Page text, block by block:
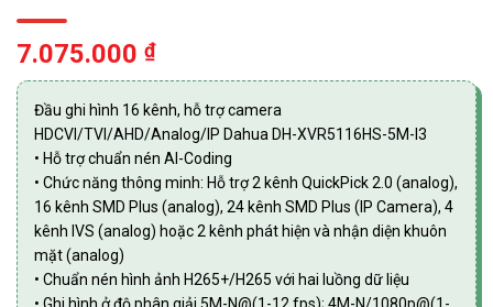
7.075.000 ₫
Đầu ghi hình 16 kênh, hỗ trợ camera
HDCVI/TVI/AHD/Analog/IP Dahua DH-XVR5116HS-5M-I3
• Hỗ trợ chuẩn nén AI-Coding
• Chức năng thông minh: Hỗ trợ 2 kênh QuickPick 2.0 (analog),
16 kênh SMD Plus (analog), 24 kênh SMD Plus (IP Camera), 4
kênh IVS (analog) hoặc 2 kênh phát hiện và nhận diện khuôn
mặt (analog)
• Chuẩn nén hình ảnh H265+/H265 với hai luồng dữ liệu